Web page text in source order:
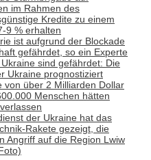
im Rahmen des
Kredite zu einem
9 % erhalten
ist aufgrund der Blockade
gefährdet, so ein Experte
sind gefährdet: Die
Ukraine prognostiziert
von über 2 Milliarden Dollar
Menschen hätten
der Ukraine hat das
Rakete gezeigt, die
Angriff auf die Region Lwiw